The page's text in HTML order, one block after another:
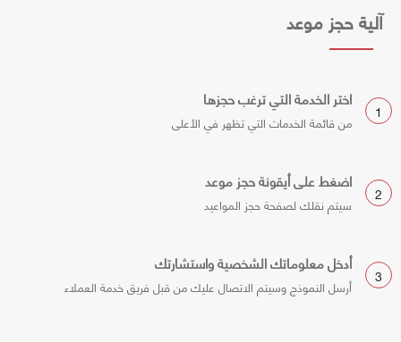
آلية حجز موعد
1 اختر الخدمة التي ترغب حجزها
من قائمة الخدمات التي تظهر في الأعلى
2 اضغط على أيقونة حجز موعد
سيتم نقلك لصفحة حجز المواعيد
3 أدخل معلوماتك الشخصية واستشارتك
أرسل النموذج وسيتم الاتصال عليك من قبل فريق خدمة العملاء